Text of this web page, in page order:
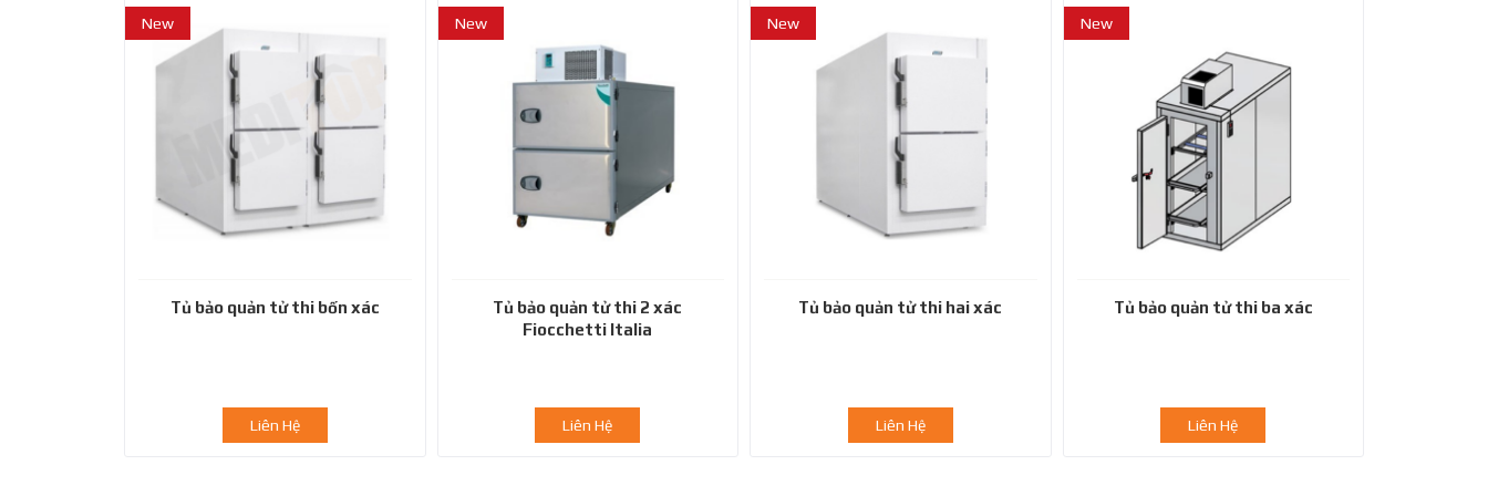
New
Tủ bảo quản tử thi bốn xác
Liên Hệ
New
Tủ bảo quản tử thi 2 xác
Fiocchetti Italia
Liên Hệ
New
Tủ bảo quản tử thi hai xác
Liên Hệ
New
Tủ bảo quản tử thi ba xác
Liên Hệ